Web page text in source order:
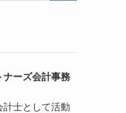
ナーズ会計事務
士として活動